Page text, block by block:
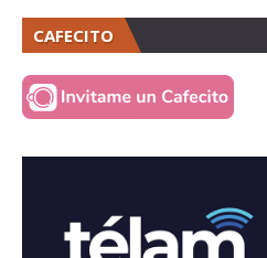
CAFECITO